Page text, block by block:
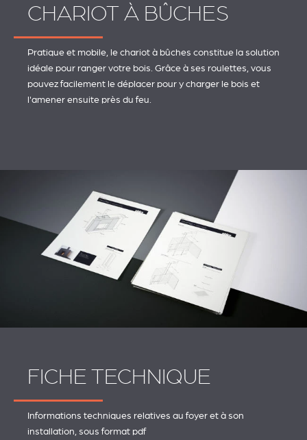
CHARIOT À BÛCHES
Pratique et mobile, le chariot à bûches constitue la solution
idéale pour ranger votre bois. Grâce à ses roulettes, vous
pouvez facilement le déplacer pour y charger le bois et
l'amener ensuite près du feu.
FICHE TECHNIQUE
Informations techniques relatives au foyer et à son
installation, sous format pdf